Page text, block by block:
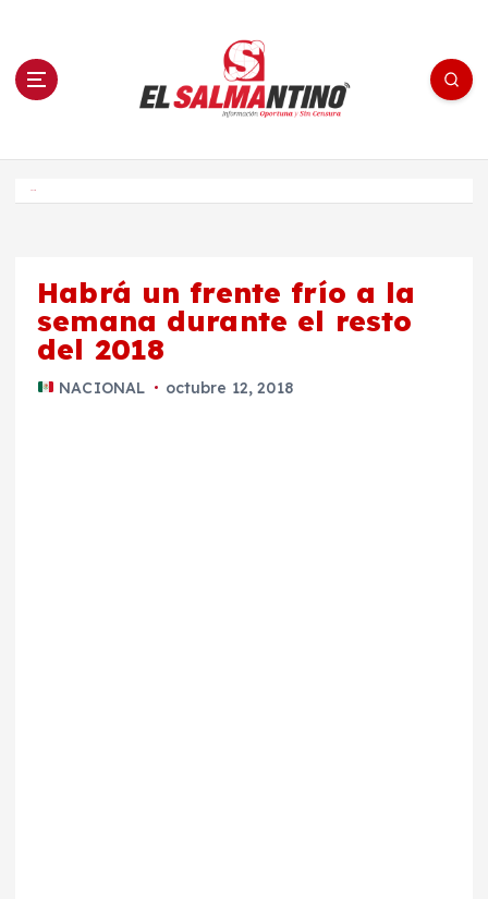
n El Salmantino - medios/noticias/editorial
Habrá un frente frío a la
semana durante el resto
del 2018
NACIONAL octubre 12, 2018